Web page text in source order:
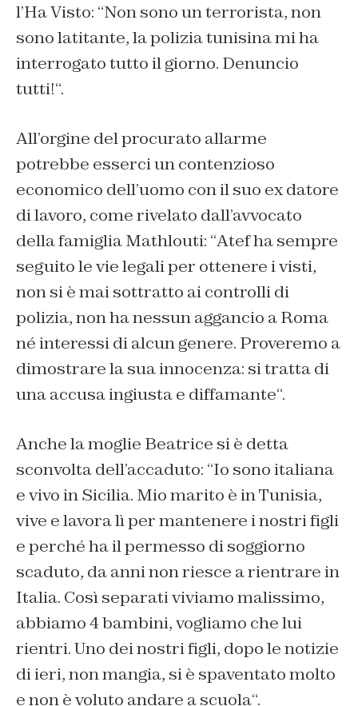
l’Ha Visto: “Non sono un terrorista, non
sono latitante, la polizia tunisina mi ha
interrogato tutto il giorno. Denuncio
tutti!“.
All’orgine del procurato allarme
potrebbe esserci un contenzioso
economico dell’uomo con il suo ex datore
di lavoro, come rivelato dall’avvocato
della famiglia Mathlouti: “Atef ha sempre
seguito le vie legali per ottenere i visti,
non si è mai sottratto ai controlli di
polizia, non ha nessun aggancio a Roma
né interessi di alcun genere. Proveremo a
dimostrare la sua innocenza: si tratta di
una accusa ingiusta e diffamante“.
Anche la moglie Beatrice si è detta
sconvolta dell’accaduto: “Io sono italiana
e vivo in Sicilia. Mio marito è in Tunisia,
vive e lavora lì per mantenere i nostri figli
e perché ha il permesso di soggiorno
scaduto, da anni non riesce a rientrare in
Italia. Così separati viviamo malissimo,
abbiamo 4 bambini, vogliamo che lui
rientri. Uno dei nostri figli, dopo le notizie
di ieri, non mangia, si è spaventato molto
e non è voluto andare a scuola“.